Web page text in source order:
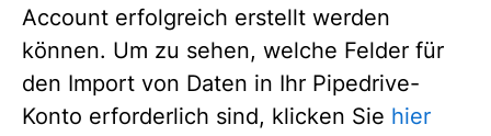
Account erfolgreich erstellt werden
können. Um zu sehen, welche Felder für
den Import von Daten in Ihr Pipedrive-
Konto erforderlich sind, klicken Sie hier